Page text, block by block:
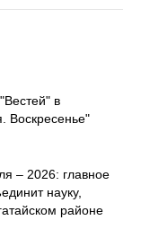
в
Воскресенье"
– 2026: главное
науку,
районе